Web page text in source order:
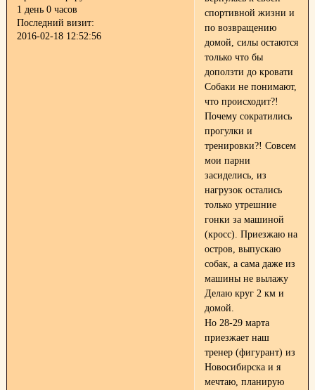
1 день 0 часов
Последний визит:
2016-02-18 12:52:56
спортивной жизни и
по возвращению
домой, силы остаются
только что бы
доползти до кровати
Собаки не понимают,
что происходит?!
Почему сократились
прогулки и
тренировки?! Совсем
мои парни
засиделись, из
нагрузок остались
только утрешние
гонки за машиной
(кросс). Приезжаю на
остров, выпускаю
собак, а сама даже из
машины не вылажу
Делаю круг 2 км и
домой.
Но 28-29 марта
приезжает наш
тренер (фигурант) из
Новосибирска и я
мечтаю, планирую